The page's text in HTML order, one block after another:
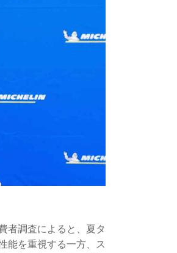
者調査によると、夏タ
能を重視する一方、ス